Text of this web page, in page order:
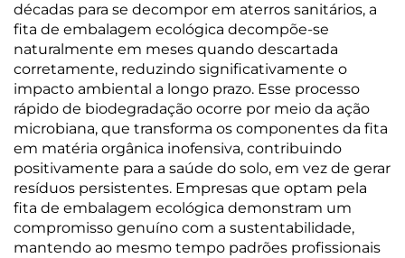
décadas para se decompor em aterros sanitários, a
fita de embalagem ecológica decompõe-se
naturalmente em meses quando descartada
corretamente, reduzindo significativamente o
impacto ambiental a longo prazo. Esse processo
rápido de biodegradação ocorre por meio da ação
microbiana, que transforma os componentes da fita
em matéria orgânica inofensiva, contribuindo
positivamente para a saúde do solo, em vez de gerar
resíduos persistentes. Empresas que optam pela
fita de embalagem ecológica demonstram um
compromisso genuíno com a sustentabilidade,
mantendo ao mesmo tempo padrões profissionais